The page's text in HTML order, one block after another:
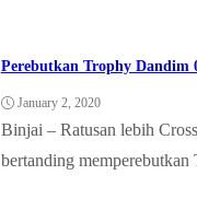
Perebutkan Trophy Dandim
January 2, 2020
Binjai – Ratusan lebih
bertanding